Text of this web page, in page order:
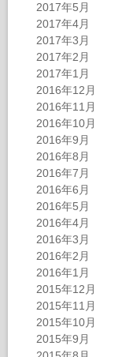
2017年5月
2017年4月
2017年3月
2017年2月
2017年1月
2016年12月
2016年11月
2016年10月
2016年9月
2016年8月
2016年7月
2016年6月
2016年5月
2016年4月
2016年3月
2016年2月
2016年1月
2015年12月
2015年11月
2015年10月
2015年9月